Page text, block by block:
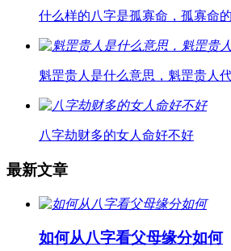
什么样的八字是孤寡命，孤寡命
魁罡贵人是什么意思，魁罡贵人
八字劫财多的女人命好不好
最新文章
如何从八字看父母缘分如何